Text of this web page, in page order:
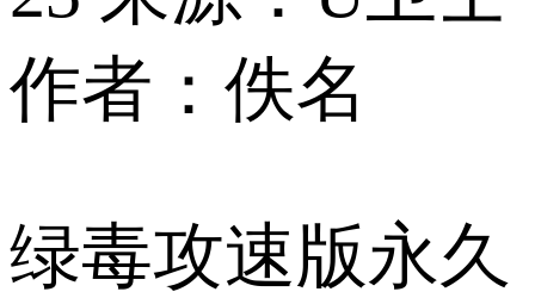
作者：佚名
绿毒攻速版永久